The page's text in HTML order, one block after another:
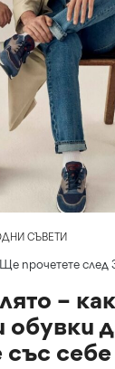
СЪВЕТИ
Ще прочетете след
–
със